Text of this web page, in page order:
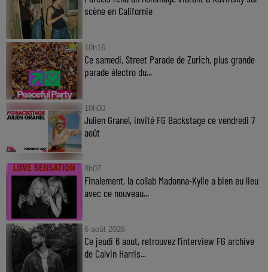
scène en Californie
10h16
Ce samedi, Street Parade de Zurich, plus grande
parade électro du...
10h00
Julien Granel, invité FG Backstage ce vendredi 7
août
8h07
Finalement, la collab Madonna-Kylie a bien eu lieu
avec ce nouveau...
6 août 2026
Ce jeudi 6 aout, retrouvez l'interview FG archive
de Calvin Harris...